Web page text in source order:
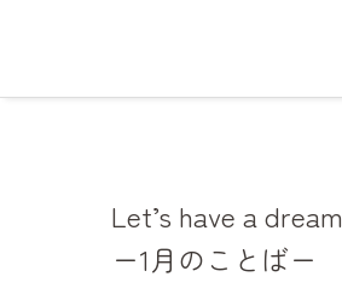
Let’s have a dream
ー1月のことばー